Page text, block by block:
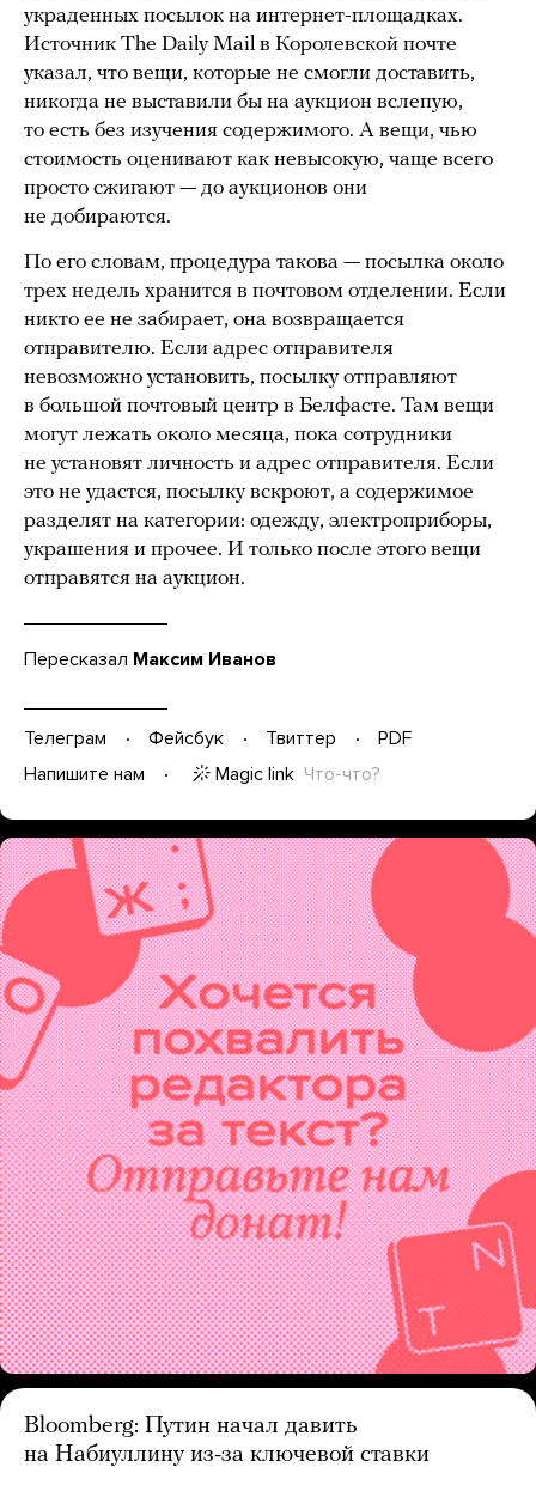
украденных посылок на интернет-площадках.
Источник The Daily Mail в Королевской почте
указал, что вещи, которые не смогли доставить,
никогда не выставили бы на аукцион вслепую,
то есть без изучения содержимого. А вещи, чью
стоимость оценивают как невысокую, чаще всего
просто сжигают — до аукционов они
не добираются.
По его словам, процедура такова — посылка около
трех недель хранится в почтовом отделении. Если
никто ее не забирает, она возвращается
отправителю. Если адрес отправителя
невозможно установить, посылку отправляют
в большой почтовый центр в Белфасте. Там вещи
могут лежать около месяца, пока сотрудники
не установят личность и адрес отправителя. Если
это не удастся, посылку вскроют, а содержимое
разделят на категории: одежду, электроприборы,
украшения и прочее. И только после этого вещи
отправятся на аукцион.
Пересказал Максим Иванов
Телеграм Фейсбук Твиттер
PDF
Напишите нам
Magic link Что-что?
Bloomberg: Путин начал давить
на Набиуллину из-за ключевой ставки